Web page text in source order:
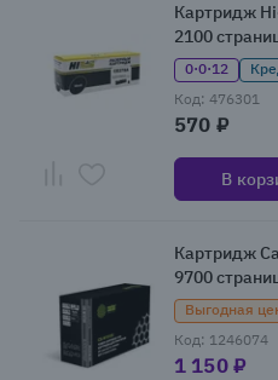
Картридж
2100
0·0·12
Код: 476301
570 ₽
В
Картридж
9700
Выгодная
Код: 1246074
1 150 ₽